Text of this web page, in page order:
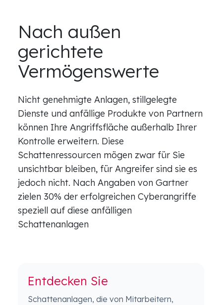
Nach außen
gerichtete
Vermögenswerte
Nicht genehmigte Anlagen, stillgelegte
Dienste und anfällige Produkte von Partnern
können Ihre Angriffsfläche außerhalb Ihrer
Kontrolle erweitern. Diese
Schattenressourcen mögen zwar für Sie
unsichtbar bleiben, für Angreifer sind sie es
jedoch nicht. Nach Angaben von Gartner
zielen 30% der erfolgreichen Cyberangriffe
speziell auf diese anfälligen
Schattenanlagen
Entdecken Sie
Schattenanlagen, die von Mitarbeitern,